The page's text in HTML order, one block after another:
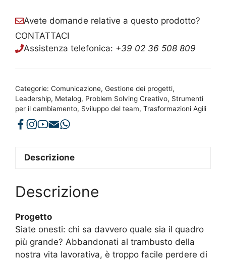
Avete domande relative a questo prodotto?
CONTATTACI
Assistenza telefonica: +39 02 36 508 809
Categorie: Comunicazione, Gestione dei progetti,
Leadership, Metalog, Problem Solving Creativo, Strumenti
per il cambiamento, Sviluppo del team, Trasformazioni Agili
Descrizione
Descrizione
Progetto
Siate onesti: chi sa davvero quale sia il quadro
più grande? Abbandonati al trambusto della
nostra vita lavorativa, è troppo facile perdere di